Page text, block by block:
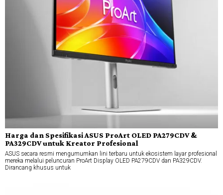
Harga dan Spesifikasi ASUS ProArt OLED PA279CDV &
PA329CDV untuk Kreator Profesional
ASUS secara resmi mengumumkan lini terbaru untuk ekosistem layar profesional
mereka melalui peluncuran ProArt Display OLED PA279CDV dan PA329CDV.
Dirancang khusus untuk